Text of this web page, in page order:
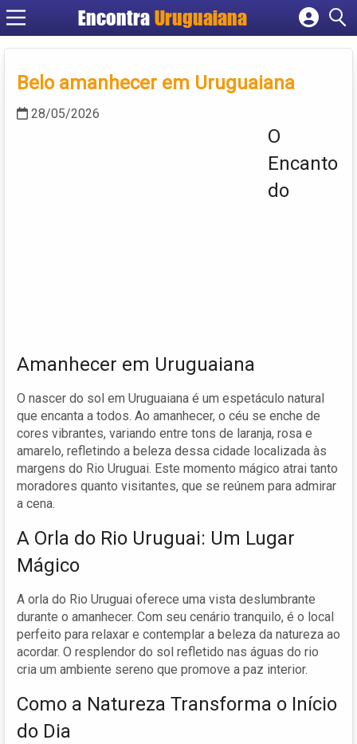
Encontra Uruguaiana
Cadastrar empresa
Criar conta
Belo amanhecer em Uruguaiana
28/05/2026
O
Encanto
do
Amanhecer em Uruguaiana
O nascer do sol em Uruguaiana é um espetáculo natural
que encanta a todos. Ao amanhecer, o céu se enche de
cores vibrantes, variando entre tons de laranja, rosa e
amarelo, refletindo a beleza dessa cidade localizada às
margens do Rio Uruguai. Este momento mágico atrai tanto
moradores quanto visitantes, que se reúnem para admirar
a cena.
A Orla do Rio Uruguai: Um Lugar
Mágico
A orla do Rio Uruguai oferece uma vista deslumbrante
durante o amanhecer. Com seu cenário tranquilo, é o local
perfeito para relaxar e contemplar a beleza da natureza ao
acordar. O resplendor do sol refletido nas águas do rio
cria um ambiente sereno que promove a paz interior.
Como a Natureza Transforma o Início
do Dia